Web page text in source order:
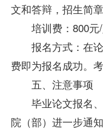
文和答辩，招生简章
培训费：800元/
报名方式：在
费即为报名成功。
五、注意事项
毕业论文报名
院（部）进一步通